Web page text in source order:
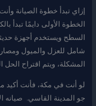
إزاي تبدأ خطوة الصيانة
الخطوة الأولى دايمًا
السطح ويستخدم أجهزة
شامل للعزل والميول
المشكلة، ويتم اقتراح
لو أنت في مكة، فأنت أكيد
جو المدينة القاسي.